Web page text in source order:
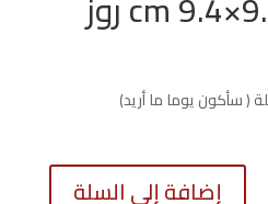
( سأكون يوما ما أريد)
كمية
إضافة إلى السلة